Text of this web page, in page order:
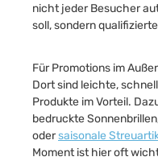
nicht jeder Besucher
soll, sondern
Für Promotions im
Dort sind leichte,
Produkte im Vorteil.
bedruckte
odersaisonale
Moment ist hier oft